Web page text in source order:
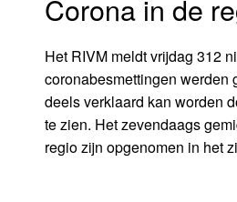
Corona in de
Het RIVM meldt vrijdag 312
coronabesmettingen werden
deels verklaard kan worden
te zien. Het zevendaags
regio zijn opgenomen in het